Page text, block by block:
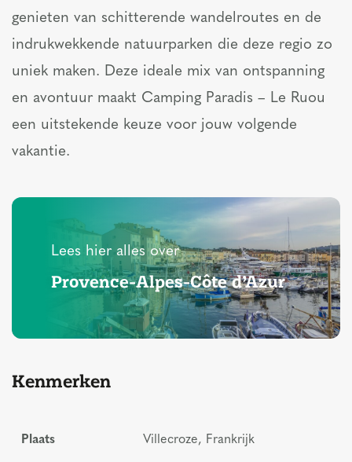
genieten van schitterende wandelroutes en de
indrukwekkende natuurparken die deze regio zo
uniek maken. Deze ideale mix van ontspanning
en avontuur maakt Camping Paradis – Le Ruou
een uitstekende keuze voor jouw volgende
vakantie.
Lees hier alles over
Provence-Alpes-Côte d’Azur
Kenmerken
Plaats Villecroze, Frankrijk